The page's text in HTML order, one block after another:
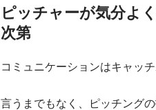
ピッチャーが気分よ
次第
コミュニケーションはキャッチ
言うまでもなく、ピッチング